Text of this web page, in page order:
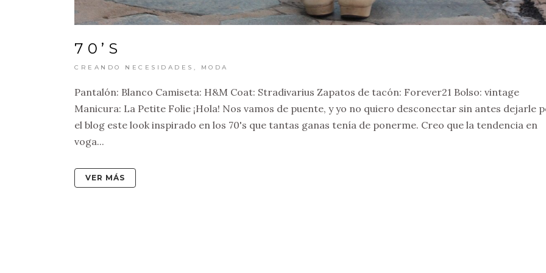
70’S
CREANDO NECESIDADES , MODA
Pantalón: Blanco Camiseta: H&M Coat: Stradivarius Zapatos de tacón: Forever21 Bolso: vintage
Manicura: La Petite Folie ¡Hola! Nos vamos de puente, y yo no quiero desconectar sin antes dejarle
el blog este look inspirado en los 70's que tantas ganas tenía de ponerme. Creo que la tendencia en
voga...
VER MÁS